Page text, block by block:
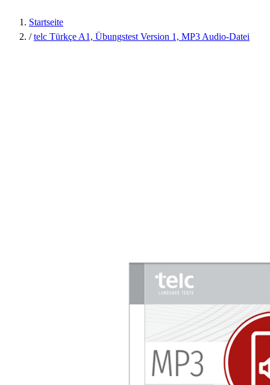
Startseite
/ telc Türkçe A1, Übungstest Version 1, MP3 Audio-Datei